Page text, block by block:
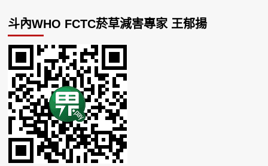
斗內WHO FCTC菸草減害專家 王郁揚